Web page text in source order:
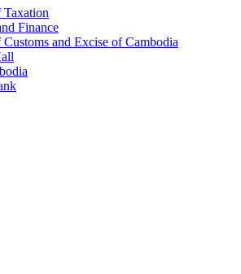
Taxation
Finance
and Excise of Cambodia